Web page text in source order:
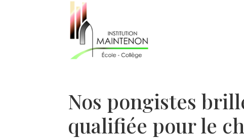
Nos pongistes
qualifiée pour le